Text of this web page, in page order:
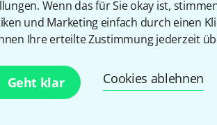
Wenn das für Sie okay ist,
und Marketing einfach durch einen
Ihre erteilte Zustimmung jederzeit
Geht klar Cookies ablehnen
Sofort lieferbar
Millenium